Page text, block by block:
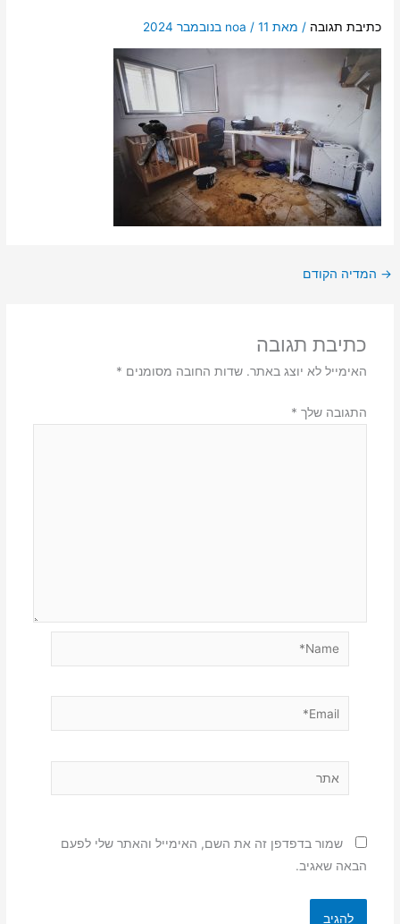
כתיבת תגובה / מאת noa / 11 בנובמבר 2024
→ המדיה הקודם
כתיבת תגובה
האימייל לא יוצג באתר. שדות החובה מסומנים *
התגובה שלך *
Email*
שמור בדפדפן זה את השם, האימייל והאתר שלי לפעם
הבאה שאגיב.